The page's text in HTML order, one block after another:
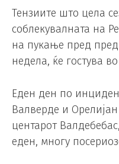
Тензиите што цела
соблекувалната на
на пукање пред пред
недела, ќе гостува
Еден ден по
Валверде и
центарот
еден, многу